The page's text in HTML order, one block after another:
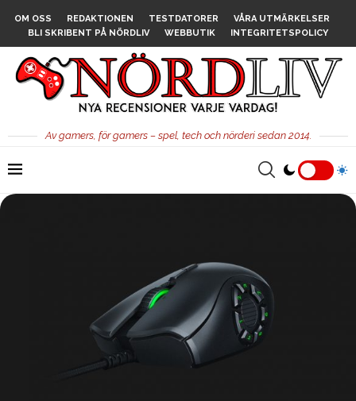
OM OSS REDAKTIONEN TESTDATORER
VÅRA UTMÄRKELSER
BLI SKRIBENT PÅ NÖRDLIV
WEBBUTIK INTEGRITETSPOLICY
Av gamers, för gamers – spel, tech och nörderi sedan 2014.